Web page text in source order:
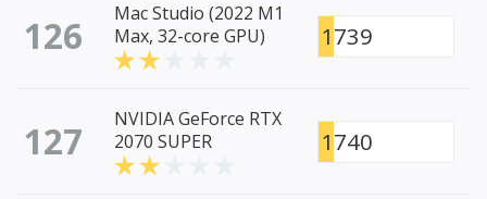
126
Mac Studio (2022 M1
Max, 32-core GPU)
1739
127
NVIDIA GeForce RTX
2070 SUPER
1740